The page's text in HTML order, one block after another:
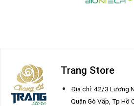
Trang Store
Địa chỉ: 42/3 Lương
Quận Gò Vấp, Tp Hồ